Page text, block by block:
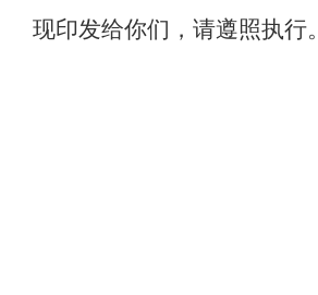
现印发给你们，请遵照执行。